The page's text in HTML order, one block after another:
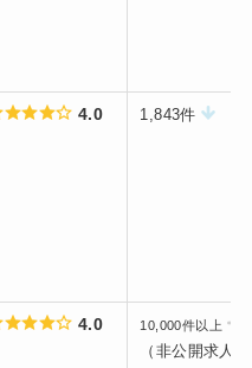
4.0 1,843件
4.0 10,000件以上
（非公開求人